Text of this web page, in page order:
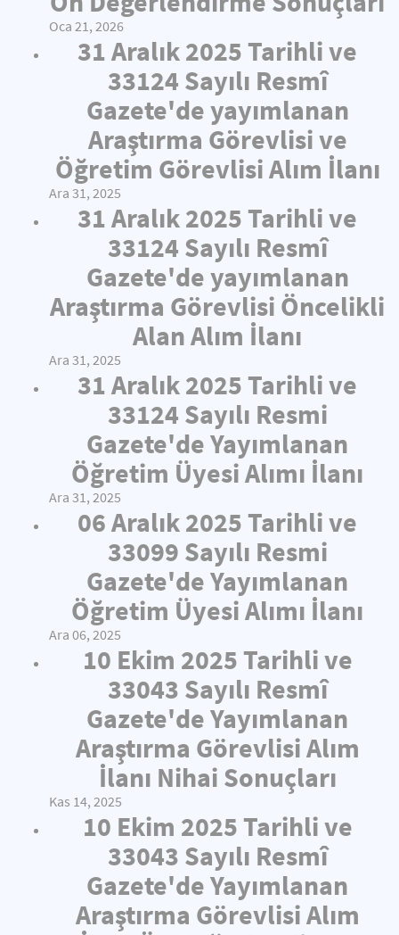
Oca 21, 2026
31 Aralık 2025 Tarihli ve
33124 Sayılı Resmî
Gazete'de yayımlanan
Araştırma Görevlisi ve
Öğretim Görevlisi Alım İlanı
Ara 31, 2025
31 Aralık 2025 Tarihli ve
33124 Sayılı Resmî
Gazete'de yayımlanan
Araştırma Görevlisi Öncelikli
Alan Alım İlanı
Ara 31, 2025
31 Aralık 2025 Tarihli ve
33124 Sayılı Resmi
Gazete'de Yayımlanan
Öğretim Üyesi Alımı İlanı
Ara 31, 2025
06 Aralık 2025 Tarihli ve
33099 Sayılı Resmi
Gazete'de Yayımlanan
Öğretim Üyesi Alımı İlanı
Ara 06, 2025
10 Ekim 2025 Tarihli ve
33043 Sayılı Resmî
Gazete'de Yayımlanan
Araştırma Görevlisi Alım
İlanı Nihai Sonuçları
Kas 14, 2025
10 Ekim 2025 Tarihli ve
33043 Sayılı Resmî
Gazete'de Yayımlanan
Araştırma Görevlisi Alım